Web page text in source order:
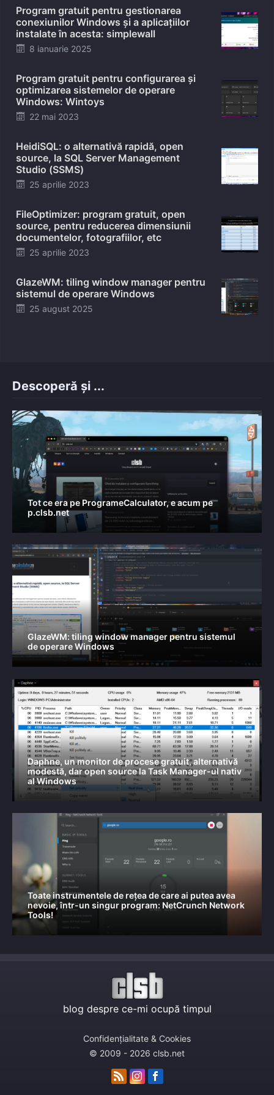
Program gratuit pentru gestionarea
conexiunilor Windows și a aplicațiilor
instalate în acesta: simplewall
Posted
8 ianuarie 2025
Program gratuit pentru configurarea și
optimizarea sistemelor de operare
Windows: Wintoys
Posted
22 mai 2023
HeidiSQL: o alternativă rapidă, open
source, la SQL Server Management
Studio (SSMS)
Posted
25 aprilie 2023
FileOptimizer: program gratuit, open
source, pentru reducerea dimensiunii
documentelor, fotografiilor, etc
Posted
25 aprilie 2023
GlazeWM: tiling window manager pentru
sistemul de operare Windows
Posted
25 august 2025
Descoperă și ...
Tot ce era pe ProgrameCalculator, e acum pe
p.clsb.net
GlazeWM: tiling window manager pentru sistemul
de operare Windows
Daphne, un monitor de procese gratuit, alternativă
modestă, dar open source la Task Manager-ul nativ
al Windows
Toate instrumentele de rețea de care ai putea avea
nevoie, într-un singur program: NetCrunch Network
Tools!
blog despre ce-mi ocupă timpul
Confidențialitate & Cookies
© 2009 - 2026 clsb.net